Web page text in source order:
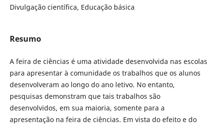
Divulgação científica, Educação básica
Resumo
A feira de ciências é uma atividade desenvolvida nas escolas
para apresentar à comunidade os trabalhos que os alunos
desenvolveram ao longo do ano letivo. No entanto,
pesquisas demonstram que tais trabalhos são
desenvolvidos, em sua maioria, somente para a
apresentação na feira de ciências. Em vista do efeito e do